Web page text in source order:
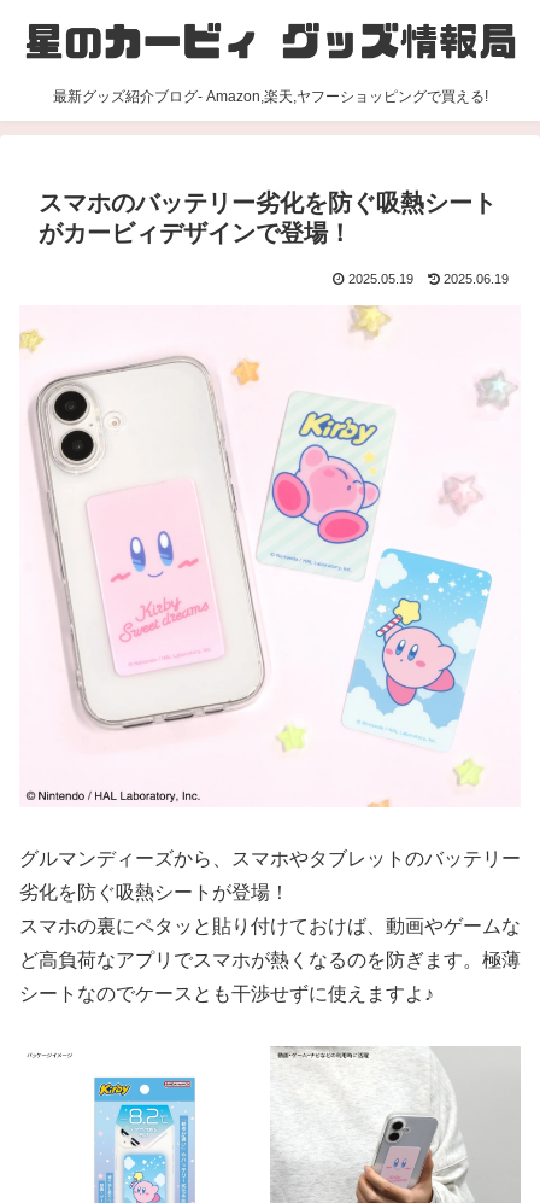
最新グッズ紹介ブログ- Amazon,楽天,ヤフーショッピングで買える!
スマホのバッテリー劣化を防ぐ吸熱シート
がカービィデザインで登場！
2025.05.19 2025.06.19
グルマンディーズから、スマホやタブレットのバッテリー
劣化を防ぐ吸熱シートが登場！
スマホの裏にペタッと貼り付けておけば、動画やゲームな
ど高負荷なアプリでスマホが熱くなるのを防ぎます。極薄
シートなのでケースとも干渉せずに使えますよ♪